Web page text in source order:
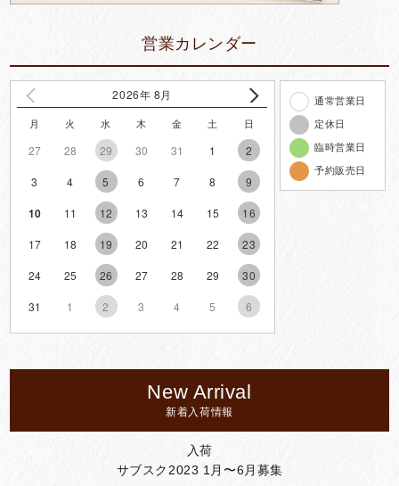
営業カレンダー
2026年 8月
月 火 水 木 金 土 日
27 28 29 30 31 1 2
3 4 5 6 7 8 9
10 11 12 13 14 15 16
17 18 19 20 21 22 23
24 25 26 27 28 29 30
31 1 2 3 4 5 6
通常営業日
定休日
臨時営業日
予約販売日
New Arrival
新着入荷情報
入荷
サブスク2023 1月〜6月募集